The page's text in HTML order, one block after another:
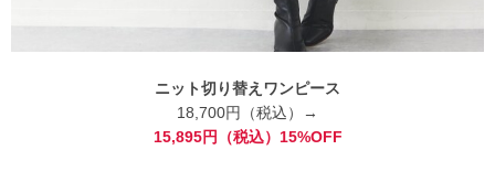
ニット切り替えワンピース
18,700円（税込）→
15,895円（税込）15%OFF